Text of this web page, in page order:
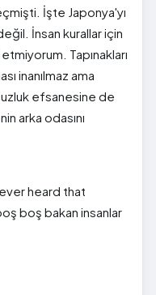
İşte Japonya'yı
İnsan kurallar için
Tapınakları
inanılmaz ama
efsanesine de
arka odasını
heard that
boş bakan insanlar